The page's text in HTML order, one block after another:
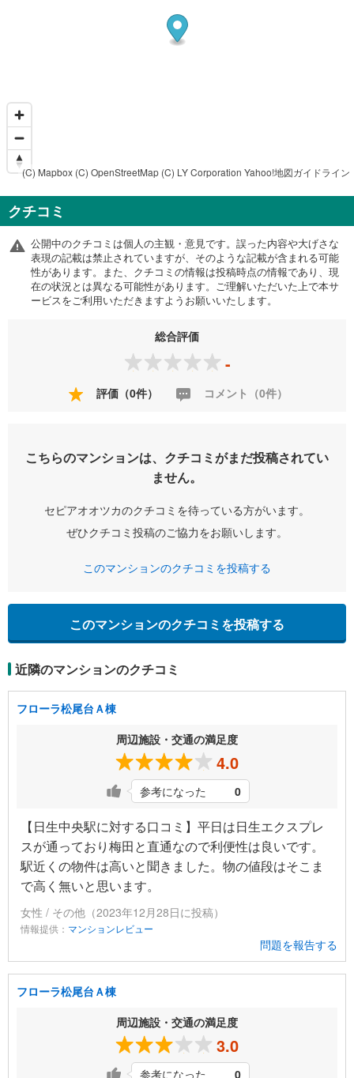
(C) Mapbox (C) OpenStreetMap (C) LY Corporation Yahoo!地図ガイドライン
クチコミ
公開中のクチコミは個人の主観・意見です。誤った内容や大げさな
表現の記載は禁止されていますが、そのような記載が含まれる可能
性があります。また、クチコミの情報は投稿時点の情報であり、現
在の状況とは異なる可能性があります。ご理解いただいた上で本サ
ービスをご利用いただきますようお願いいたします。
総合評価
-
評価（0件） コメント（0件）
こちらのマンションは、クチコミがまだ投稿されてい
ません。
セピアオオツカのクチコミを待っている方がいます。
ぜひクチコミ投稿のご協力をお願いします。
このマンションのクチコミを投稿する
このマンションのクチコミを投稿する
近隣のマンションのクチコミ
フローラ松尾台Ａ棟
周辺施設・交通の満足度
4.0
参考になった 0
【日生中央駅に対する口コミ】平日は日生エクスプレ
スが通っており梅田と直通なので利便性は良いです。
駅近くの物件は高いと聞きました。物の値段はそこま
で高く無いと思います。
女性 / その他（2023年12月28日に投稿）
情報提供： マンションレビュー
問題を報告する
フローラ松尾台Ａ棟
周辺施設・交通の満足度
3.0
参考になった 0